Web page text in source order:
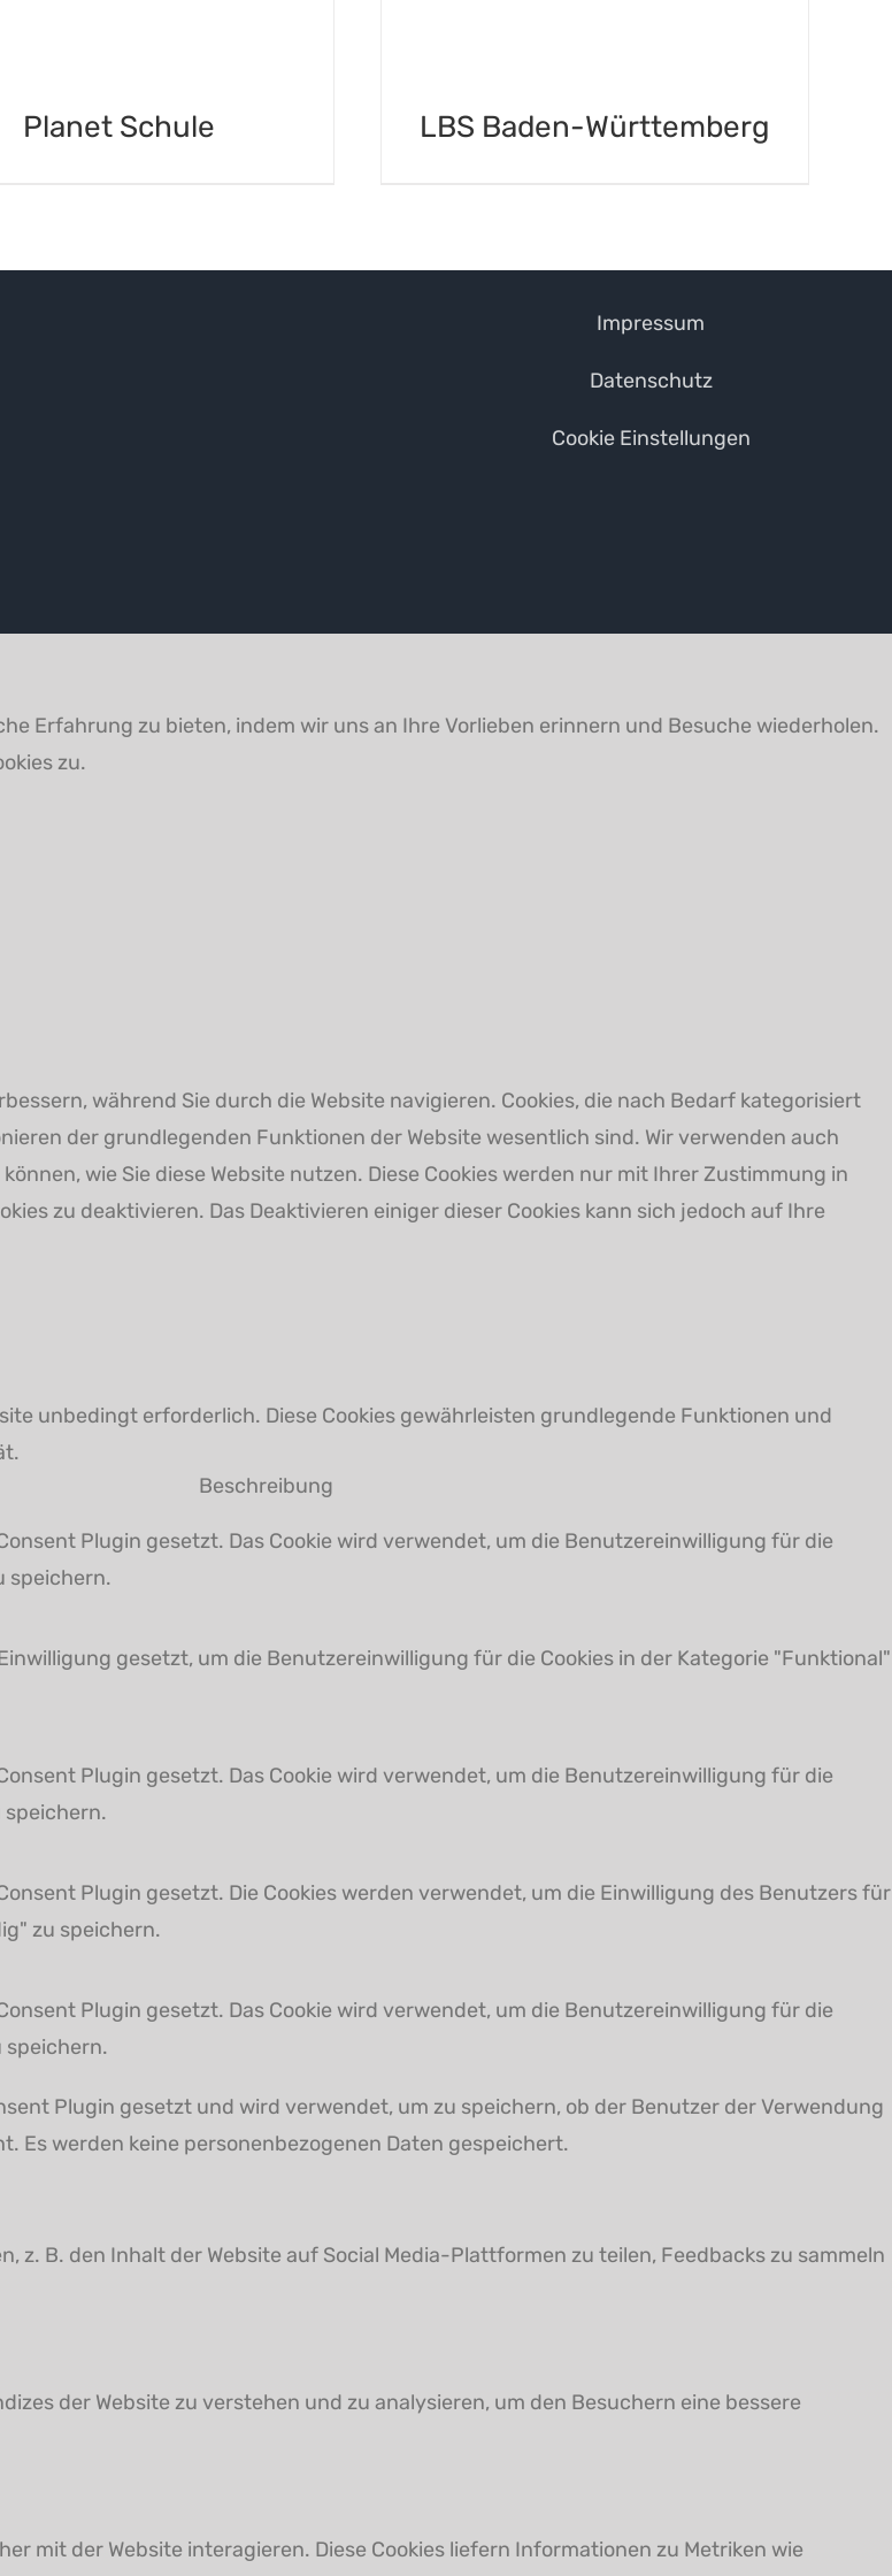
Planet Schule LBS Baden-Württemberg
Impressum
Datenschutz
Cookie Einstellungen
Erfahrung zu bieten, indem wir uns an Ihre Vorlieben erinnern und Besuche wiederholen.
zu.
während Sie durch die Website navigieren. Cookies, die nach Bedarf kategorisiert
der grundlegenden Funktionen der Website wesentlich sind. Wir verwenden auch
wie Sie diese Website nutzen. Diese Cookies werden nur mit Ihrer Zustimmung in
zu deaktivieren. Das Deaktivieren einiger dieser Cookies kann sich jedoch auf Ihre
unbedingt erforderlich. Diese Cookies gewährleisten grundlegende Funktionen und
Beschreibung
Plugin gesetzt. Das Cookie wird verwendet, um die Benutzereinwilligung für die
speichern.
gesetzt, um die Benutzereinwilligung für die Cookies in der Kategorie "Funktional"
Plugin gesetzt. Das Cookie wird verwendet, um die Benutzereinwilligung für die
speichern.
Plugin gesetzt. Die Cookies werden verwendet, um die Einwilligung des Benutzers für
zu speichern.
Plugin gesetzt. Das Cookie wird verwendet, um die Benutzereinwilligung für die
speichern.
Plugin gesetzt und wird verwendet, um zu speichern, ob der Benutzer der Verwendung
Es werden keine personenbezogenen Daten gespeichert.
B. den Inhalt der Website auf Social Media-Plattformen zu teilen, Feedbacks zu sammeln
der Website zu verstehen und zu analysieren, um den Besuchern eine bessere
mit der Website interagieren. Diese Cookies liefern Informationen zu Metriken wie